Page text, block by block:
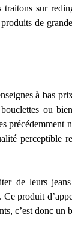
sur
de
à bas
ou
perceptible
de leurs
produit
c’est donc